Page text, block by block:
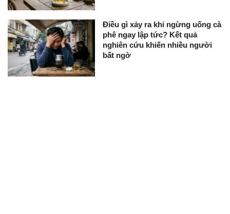
Điều gì xảy ra khi ngừng uống cà
phê ngay lập tức? Kết quả
nghiên cứu khiến nhiều người
bất ngờ